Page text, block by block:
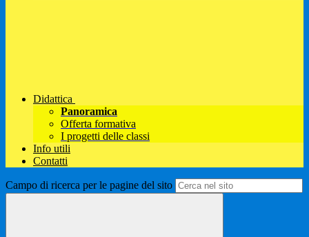
Didattica
Panoramica
Offerta formativa
I progetti delle classi
Info utili
Contatti
Campo di ricerca per le pagine del sito